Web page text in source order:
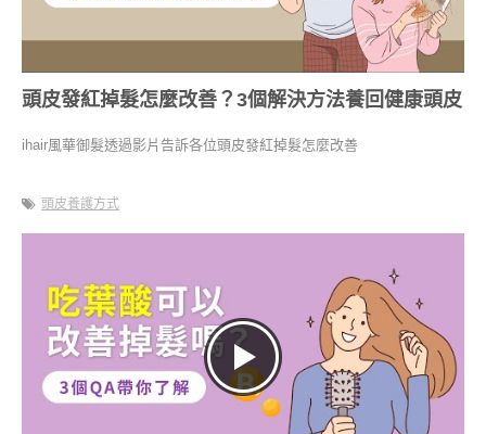
頭皮發紅掉髮怎麼改善？3個解決方法養回健康頭皮
ihair風華御髮透過影片告訴各位頭皮發紅掉髮怎麼改善
頭皮養護方式